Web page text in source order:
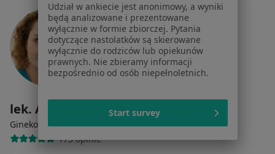
lek. Anna Drozdzowska
Ginekolog·Więcej
173 opinie
Udział w ankiecie jest anonimowy, a wyniki
będą analizowane i prezentowane
wyłącznie w formie zbiorczej. Pytania
dotyczące nastolatków są skierowane
wyłącznie do rodziców lub opiekunów
prawnych. Nie zbieramy informacji
bezpośrednio od osób niepełnoletnich.
Start survey